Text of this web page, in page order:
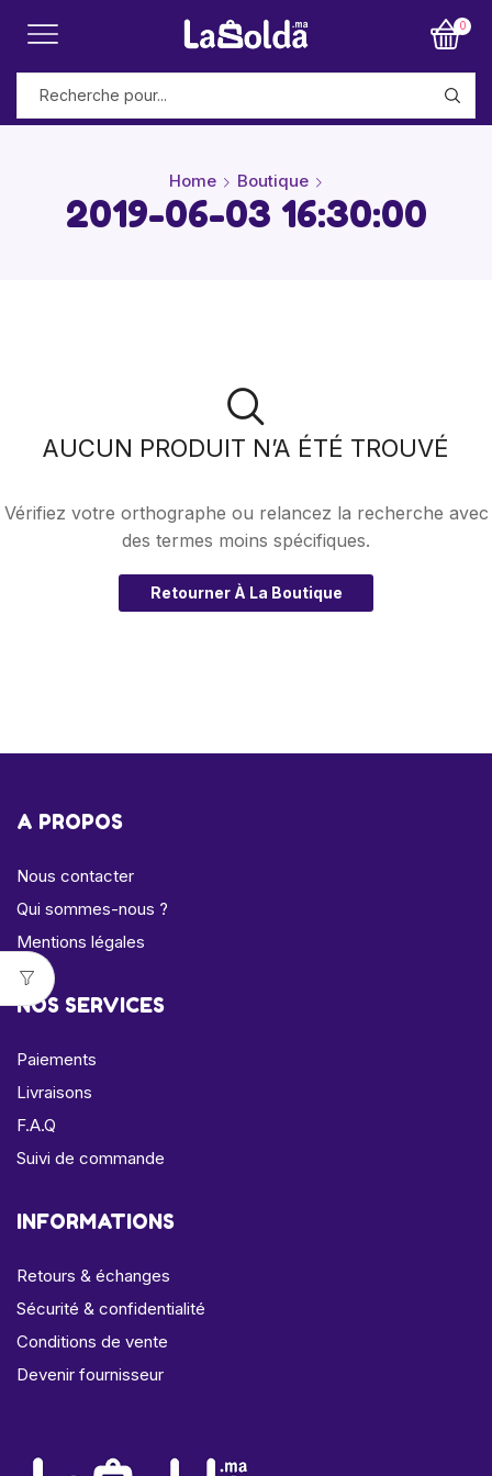
0
Home Boutique
2019-06-03 16:30:00
AUCUN PRODUIT N’A ÉTÉ TROUVÉ
Vérifiez votre orthographe ou relancez la recherche avec
des termes moins spécifiques.
Retourner À La Boutique
A PROPOS
Nous contacter
Qui sommes-nous ?
Mentions légales
NOS SERVICES
Paiements
Livraisons
F.A.Q
Suivi de commande
INFORMATIONS
Retours & échanges
Sécurité & confidentialité
Conditions de vente
Devenir fournisseur